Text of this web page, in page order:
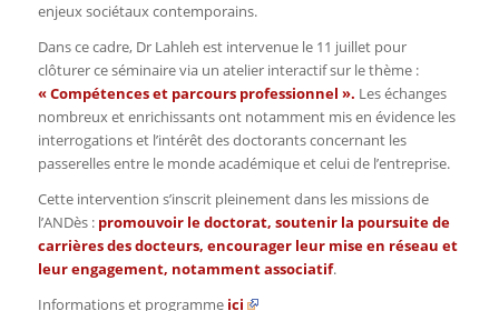
enjeux sociétaux contemporains.
Dans ce cadre, Dr Lahleh est intervenue le 11 juillet pour
clôturer ce séminaire via un atelier interactif sur le thème :
« Compétences et parcours professionnel ». Les échanges
nombreux et enrichissants ont notamment mis en évidence les
interrogations et l’intérêt des doctorants concernant les
passerelles entre le monde académique et celui de l’entreprise.
Cette intervention s’inscrit pleinement dans les missions de
l’ANDès : promouvoir le doctorat, soutenir la poursuite de
carrières des docteurs, encourager leur mise en réseau et
leur engagement, notamment associatif.
Informations et programme ici